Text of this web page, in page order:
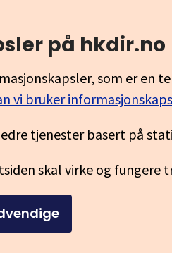
på hkdir.no
som er en
vi bruker
tjenester basert på
skal virke og fungere